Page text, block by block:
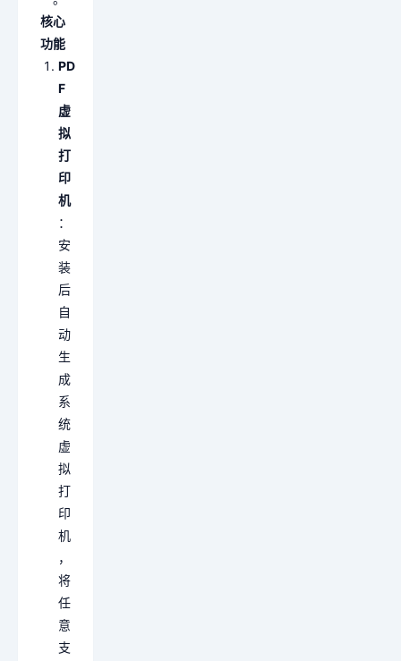
核心
功能
PD
F
虚
拟
打
印
机
：
安
装
后
自
动
生
成
系
统
虚
拟
打
印
机
，
将
任
意
支